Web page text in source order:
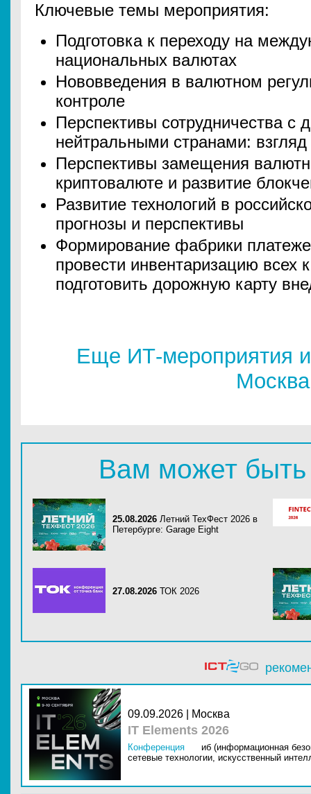
Ключевые темы мероприятия:
Подготовка к переходу на
национальных валютах
Нововведения в валютном
контроле
Перспективы сотрудничества с
нейтральными странами:
Перспективы замещения
криптовалюте и развитие
Развитие технологий в
прогнозы и перспективы
Формирование фабрики
провести инвентаризацию всех
подготовить дорожную карту
Еще ИТ-мероприятия
Москва
Вам может быть
25.08.2026 Летний ТехФест 2026 в
Петербурге: Garage Eight
27.08.2026 ТОК 2026
09.09.2026 | Москва
IT Elements 2026
Конференция
иб (информационная
сетевые технологии, искусственный